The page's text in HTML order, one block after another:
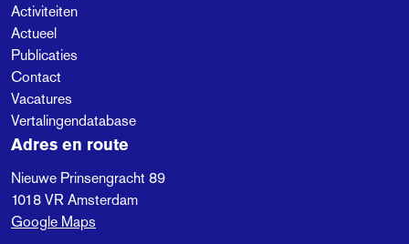
Activiteiten
Actueel
Publicaties
Contact
Vacatures
Vertalingendatabase
Adres en route
Nieuwe Prinsengracht 89
1018 VRAmsterdam
Google Maps